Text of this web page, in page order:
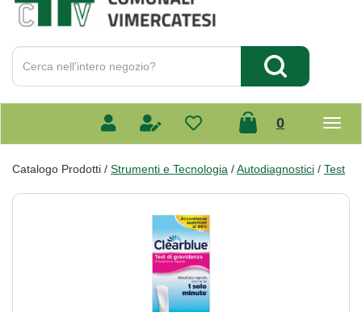
Cerca
Prodotto
Cerca Prodotto
0prodotti
Catalogo Prodotti / Strumenti e Tecnologia /Autodiagnostici / Test